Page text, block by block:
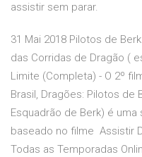
assistir sem parar.
31 Mai 2018 Pilotos de
das Corridas de Dragão (
Limite (Completa) - O 2º
Brasil, Dragões: Pilotos de
Esquadrão de Berk) é
baseado no filme Assistir
Todas as Temporadas